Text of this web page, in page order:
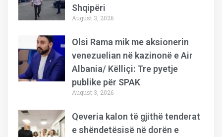
Shqipëri
August 3, 2026
Olsi Rama mik me aksionerin
venezuelian në kazinonë e Air
Albania/ Këlliçi: Tre pyetje
publike për SPAK
August 3, 2026
Qeveria kalon të gjithë tenderat
e shëndetësisë në dorën e